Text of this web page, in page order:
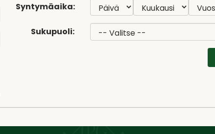
Syntymäaika:
Sukupuoli: